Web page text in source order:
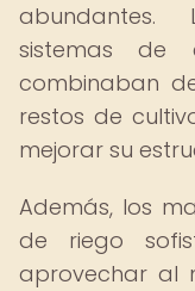
abundantes.
sistemas de
combinaban
restos de
mejorar su
Además, los
de riego
aprovechar al